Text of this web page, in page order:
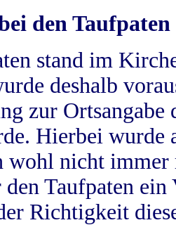
den Taufpaten
stand im
deshalb
zur
Hierbei wurde
wohl nicht
Taufpaten
Richtigkeit